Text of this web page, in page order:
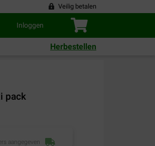
Veilig betalen
Inloggen
Herbestellen
pack
aangegeven